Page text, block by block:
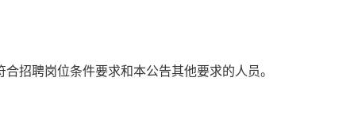
招聘岗位条件要求和本公告其他要求的人员。